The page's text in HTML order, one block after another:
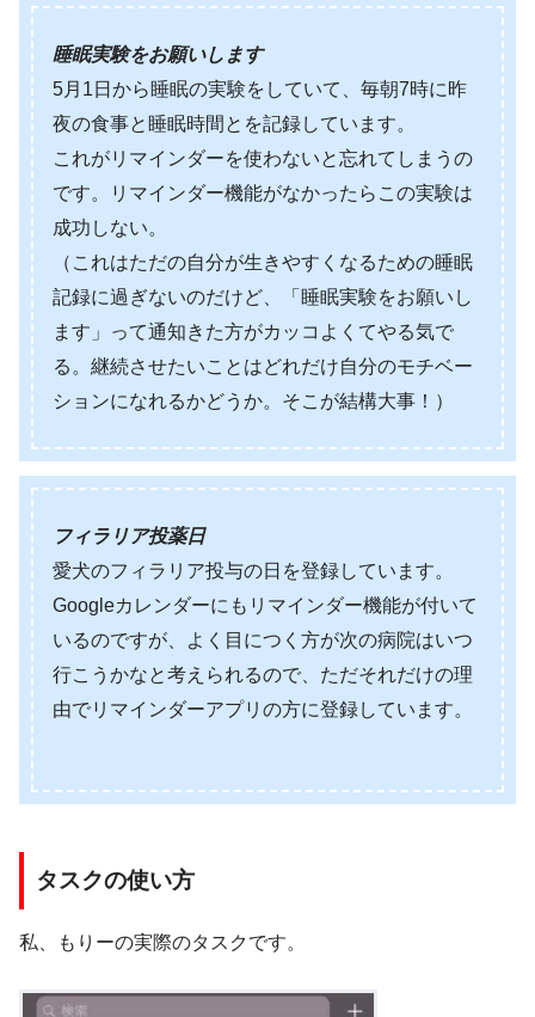
睡眠実験をお願いします
5月1日から睡眠の実験をしていて、毎朝7時に昨
夜の食事と睡眠時間とを記録しています。
これがリマインダーを使わないと忘れてしまうの
です。リマインダー機能がなかったらこの実験は
成功しない。
（これはただの自分が生きやすくなるための睡眠
記録に過ぎないのだけど、「睡眠実験をお願いし
ます」って通知きた方がカッコよくてやる気で
る。継続させたいことはどれだけ自分のモチベー
ションになれるかどうか。そこが結構大事！）
フィラリア投薬日
愛犬のフィラリア投与の日を登録しています。
Googleカレンダーにもリマインダー機能が付いて
いるのですが、よく目につく方が次の病院はいつ
行こうかなと考えられるので、ただそれだけの理
由でリマインダーアプリの方に登録しています。
タスクの使い方
私、もりーの実際のタスクです。